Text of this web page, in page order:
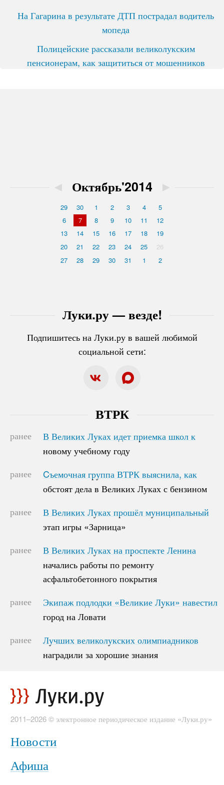
На Гагарина в результате ДТП пострадал водитель
мопеда
Полицейские рассказали великолукским
пенсионерам, как защититься от мошенников
Луки.ру — везде!
Подпишитесь на Луки.ру в вашей любимой
социальной сети:
◄ Октябрь'2014 ►
29 30 1 2 3 4
5
6
7 8 9 10 11
12
13
14 15 16 17 18
19
20
21 22 23 24 25
26
27
28 29 30 31 1 2
ВТРК
ранее
В Великих Луках идет приемка школ к
новому учебному году
В Великих Луках идет приемка школ к
новому учебному году
ранее
Cъемочная группа ВТРК выяснила, как
обстоят дела в Великих Луках с бензином
Cъемочная группа ВТРК выяснила, как
обстоят дела в Великих Луках с бензином
ранее
В Великих Луках прошёл муниципальный
этап игры «Зарница»
В Великих Луках прошёл муниципальный
этап игры «Зарница»
ранее
В Великих Луках на проспекте Ленина
начались работы по ремонту
асфальтобетонного покрытия
В Великих Луках на проспекте Ленина
начались работы по ремонту
асфальтобетонного покрытия
ранее
Экипаж подлодки «Великие Луки» навестил
город на Ловати
Экипаж подлодки «Великие Луки» навестил
город на Ловати
ранее
Лучших великолукских олимпиадников
наградили за хорошие знания
Лучших великолукских олимпиадников
наградили за хорошие знания
2011–2026 © электронное периодическое издание «Луки.ру»
Новости
Афиша